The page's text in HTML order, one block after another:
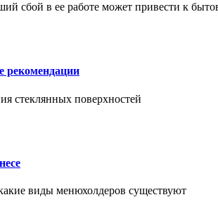
сбой в ее работе может привести к
рекомендации
стеклянных поверхностей
виды менюхолдеров существуют